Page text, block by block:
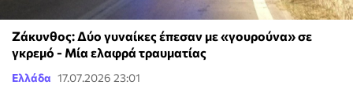
Ζάκυνθος: Δύο γυναίκες έπεσαν με «γουρούνα» σε
γκρεμό - Μία ελαφρά τραυματίας
Ελλάδα 17.07.2026 23:01